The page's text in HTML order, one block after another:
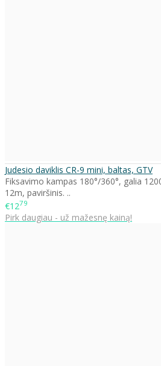
Judesio daviklis CR-9 mini, baltas, GTV
Fiksavimo kampas 180°/360°, galia
12m, paviršinis. ..
€1279
Pirk daugiau - už mažesnę kainą!